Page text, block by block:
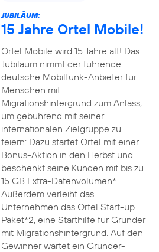
JUBILÄUM:
15 Jahre Ortel Mobile!
Ortel Mobile wird 15 Jahre alt! Das
Jubiläum nimmt der führende
deutsche Mobilfunk-Anbieter für
Menschen mit
Migrationshintergrund zum Anlass,
um gebührend mit seiner
internationalen Zielgruppe zu
feiern: Dazu startet Ortel mit einer
Bonus-Aktion in den Herbst und
beschenkt seine Kunden mit bis zu
15 GB Extra-Datenvolumen*.
Außerdem verleiht das
Unternehmen das Ortel Start-up
Paket*2, eine Starthilfe für Gründer
mit Migrationshintergrund. Auf den
Gewinner wartet ein Gründer-